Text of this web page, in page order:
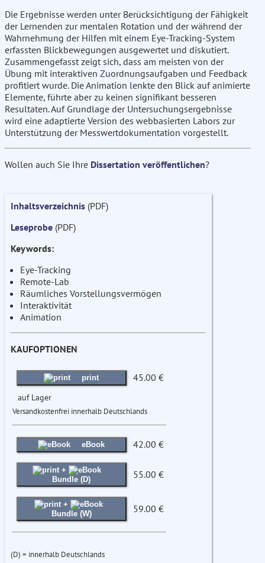
Die Ergebnisse werden unter Berücksichtigung der Fähigkeit
der Lernenden zur mentalen Rotation und der während der
Wahrnehmung der Hilfen mit einem Eye-Tracking-System
erfassten Blickbewegungen ausgewertet und diskutiert.
Zusammengefasst zeigt sich, dass am meisten von der
Übung mit interaktiven Zuordnungsaufgaben und Feedback
profitiert wurde. Die Animation lenkte den Blick auf animierte
Elemente, führte aber zu keinen signifikant besseren
Resultaten. Auf Grundlage der Untersuchungsergebnisse
wird eine adaptierte Version des webbasierten Labors zur
Unterstützung der Messwertdokumentation vorgestellt.
Wollen auch Sie Ihre Dissertation veröffentlichen?
Inhaltsverzeichnis (PDF)
Leseprobe (PDF)
Keywords:
Eye-Tracking
Remote-Lab
Räumliches Vorstellungsvermögen
Interaktivität
Animation
KAUFOPTIONEN
print 45.00 €
auf Lager
Versandkostenfrei innerhalb Deutschlands
eBook 42.00 €
+
Bundle (D)
55.00 €
+
Bundle (W)
59.00 €
(D) = innerhalb Deutschlands